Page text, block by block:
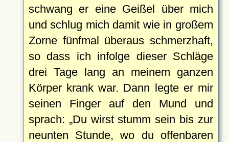
schwang er eine Geißel über mich
und schlug mich damit wie in großem
Zorne fünfmal überaus schmerzhaft,
so dass ich infolge dieser Schläge
drei Tage lang an meinem ganzen
Körper krank war. Dann legte er mir
seinen Finger auf den Mund und
sprach:
Du wirst stumm sein bis zur
neunten Stunde, wo du offenbaren